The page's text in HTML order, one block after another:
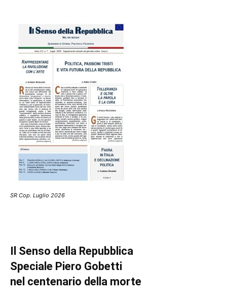
SR Cop. Luglio 2026
Il Senso della Repubblica
Speciale Piero Gobetti
nel centenario della morte